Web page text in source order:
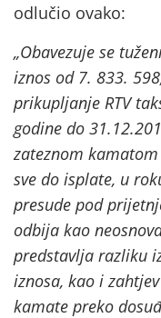
odlučio ovako:
„Obavezuje se
iznos od 7. 833.
prikupljanje RTV
godine do
zateznom
sve do isplate, u
presude pod
odbija kao
predstavlja razliku
iznosa, kao i
kamate preko